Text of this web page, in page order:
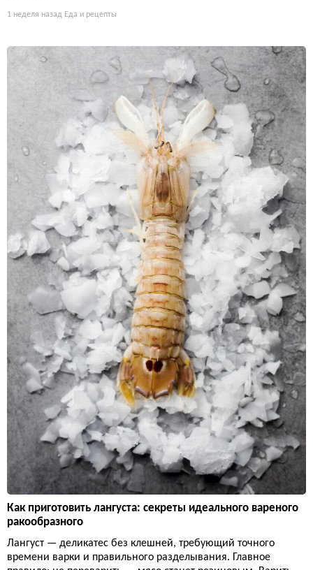
1 неделя назад Еда и рецепты
Как приготовить лангуста: секреты идеального вареного
ракообразного
Лангуст — деликатес без клешней, требующий точного
времени варки и правильного разделывания. Главное